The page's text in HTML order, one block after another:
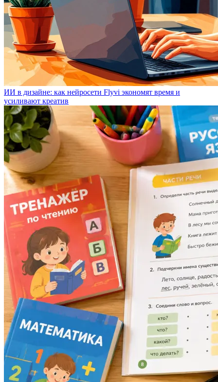
ИИ в дизайне: как нейросети Flyvi экономят время и
усиливают креатив